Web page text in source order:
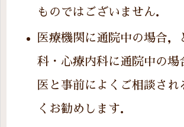
ものではございません．
医療機関に通院中の場合，
科・心療内科に通院中の場
医と事前によくご相談され
くお勧めします．